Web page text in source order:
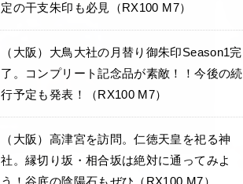
定の干支朱印も必見（RX100 M7）
（大阪）大鳥大社の月替り御朱印Season1完
了。コンプリート記念品が素敵！！今後の続
行予定も発表！（RX100 M7）
（大阪）高津宮を訪問。仁徳天皇を祀る神
社。縁切り坂・相合坂は絶対に通ってみよ
う！谷底の陰陽石もぜひ（RX100 M7）